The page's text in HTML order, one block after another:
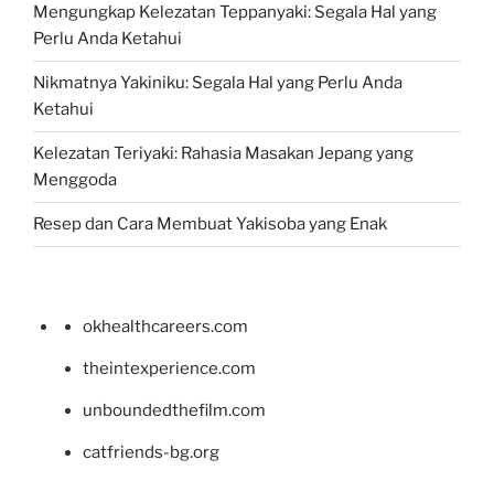
Mengungkap Kelezatan Teppanyaki: Segala Hal yang
Perlu Anda Ketahui
Nikmatnya Yakiniku: Segala Hal yang Perlu Anda
Ketahui
Kelezatan Teriyaki: Rahasia Masakan Jepang yang
Menggoda
Resep dan Cara Membuat Yakisoba yang Enak
okhealthcareers.com
theintexperience.com
unboundedthefilm.com
catfriends-bg.org